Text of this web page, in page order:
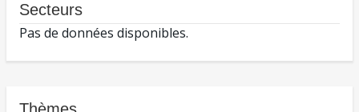
Secteurs
Pas de données disponibles.